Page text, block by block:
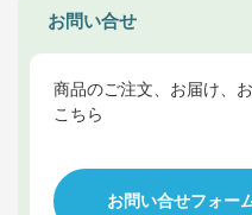
お問い合せ
商品のご注文、お届け、
こちら
お問い合せフォー